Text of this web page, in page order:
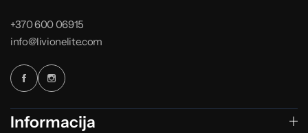
+370 600 06915
info@livionelite.com
Informacija